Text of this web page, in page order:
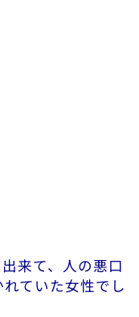
来て、人の悪口
ていた女性でし